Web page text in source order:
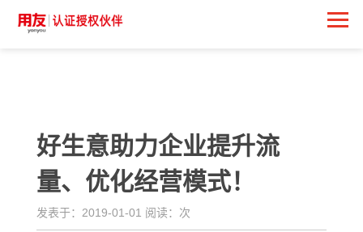
好生意助力企业提升流
量、优化经营模式！
发表于：2019-01-01 阅读： 次